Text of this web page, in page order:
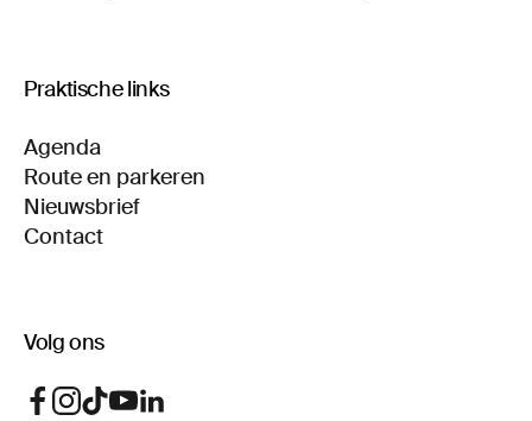
Praktische links
Agenda
Route en parkeren
Nieuwsbrief
Contact
Volg ons